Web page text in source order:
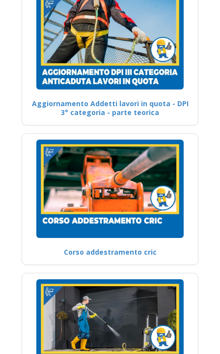
Aggiornamento Addetti lavori in quota - DPI
3° categoria - parte teorica
Corso addestramento cric